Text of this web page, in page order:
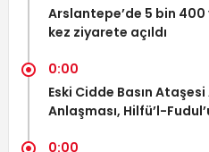
Arslantepe’de 5 bin 400
kez ziyarete açıldı
0:00
Eski Cidde Basın
Anlaşması, Hilfü’l-
0:00